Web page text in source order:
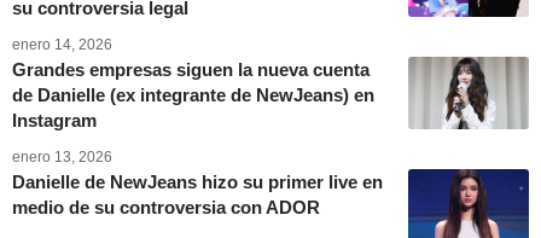
su controversia legal
enero 14, 2026
Grandes empresas siguen la nueva cuenta
de Danielle (ex integrante de NewJeans) en
Instagram
enero 13, 2026
Danielle de NewJeans hizo su primer live en
medio de su controversia con ADOR